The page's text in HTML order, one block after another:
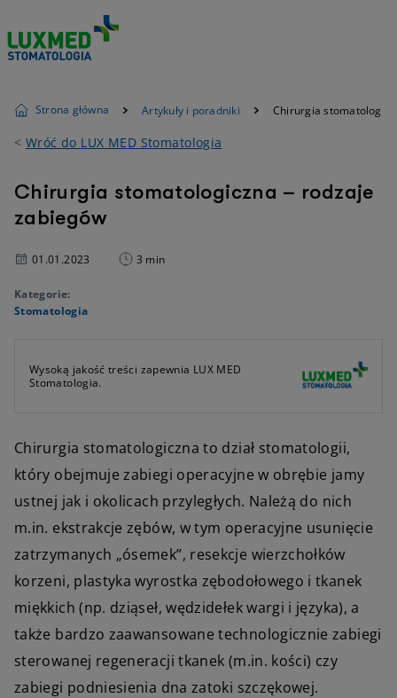
Strona główna Artykuły i poradniki Chirurgia
< Wróć do LUX MED Stomatologia
Chirurgia stomatologiczna – rodzaje
zabiegów
01.01.2023 3 min
Kategorie:
Stomatologia
Wysoką jakość treści zapewnia LUX MED
Stomatologia.
Chirurgia stomatologiczna to dział stomatologii,
który obejmuje zabiegi operacyjne w obrębie jamy
ustnej jak i okolicach przyległych. Należą do nich
m.in. ekstrakcje zębów, w tym operacyjne usunięcie
zatrzymanych „ósemek”, resekcje wierzchołków
korzeni, plastyka wyrostka zębodołowego i tkanek
miękkich (np. dziąseł, wędzidełek wargi i języka), a
także bardzo zaawansowane technologicznie zabiegi
sterowanej regeneracji tkanek (m.in. kości) czy
zabiegi podniesienia dna zatoki szczękowej.